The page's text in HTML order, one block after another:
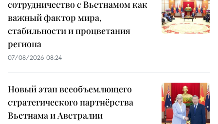
сотрудничество с Вьетнамом как
важный фактор мира,
стабильности и процветания
региона
07/08/2026 08:24
Новый этап всеобъемлющего
стратегического партнёрства
Вьетнама и Австралии